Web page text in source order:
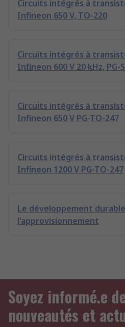
Circuits intégrés à
Infineon 650 V, TO-220
Circuits intégrés à
Infineon 600 V 20 kHz, PG-
Circuits intégrés à
Infineon 650 V PG-TO-247
Circuits intégrés à
Infineon 1200 V PG-TO-247
Le développement
l'approvisionnement
Soyez informé.e
nouveautés et